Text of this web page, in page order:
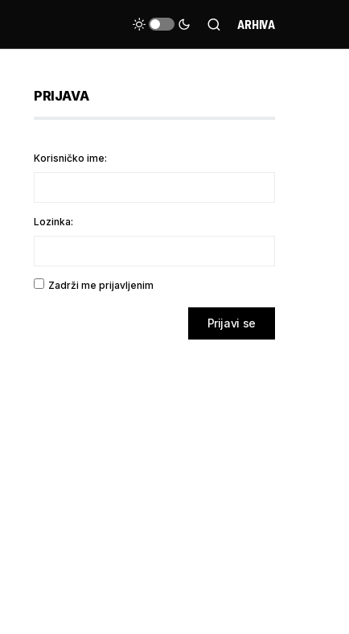
ARHIVA
PRIJAVA
Korisničko ime:
Lozinka:
Zadrži me prijavljenim
Prijavi se